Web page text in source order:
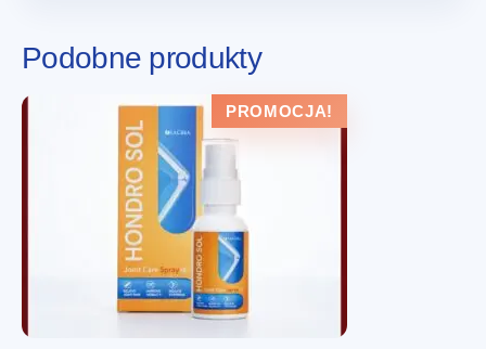
Podobne produkty
PROMOCJA!